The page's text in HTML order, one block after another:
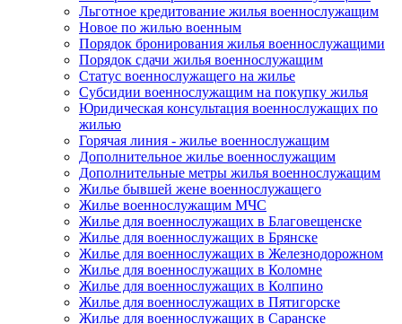
Льготное кредитование жилья военнослужащим
Новое по жилью военным
Порядок бронирования жилья военнослужащими
Порядок сдачи жилья военнослужащим
Статус военнослужащего на жилье
Субсидии военнослужащим на покупку жилья
Юридическая консультация военнослужащих по
жилью
Горячая линия - жилье военнослужащим
Дополнительное жилье военнослужащим
Дополнительные метры жилья военнослужащим
Жилье бывшей жене военнослужащего
Жилье военнослужащим МЧС
Жилье для военнослужащих в Благовещенске
Жилье для военнослужащих в Брянске
Жилье для военнослужащих в Железнодорожном
Жилье для военнослужащих в Коломне
Жилье для военнослужащих в Колпино
Жилье для военнослужащих в Пятигорске
Жилье для военнослужащих в Саранске